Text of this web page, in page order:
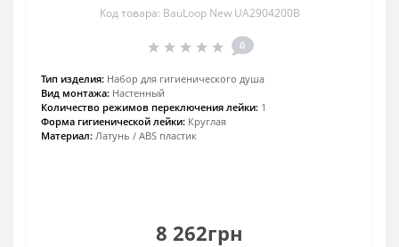
Код товара: BauLoop New UA2904200B
0
Тип изделия: Набор для гигиенического душа
Вид монтажа: Настенный
Количество режимов переключения лейки: 1
Форма гигиенической лейки: Круглая
Материал: Латунь / ABS пластик
8 262грн